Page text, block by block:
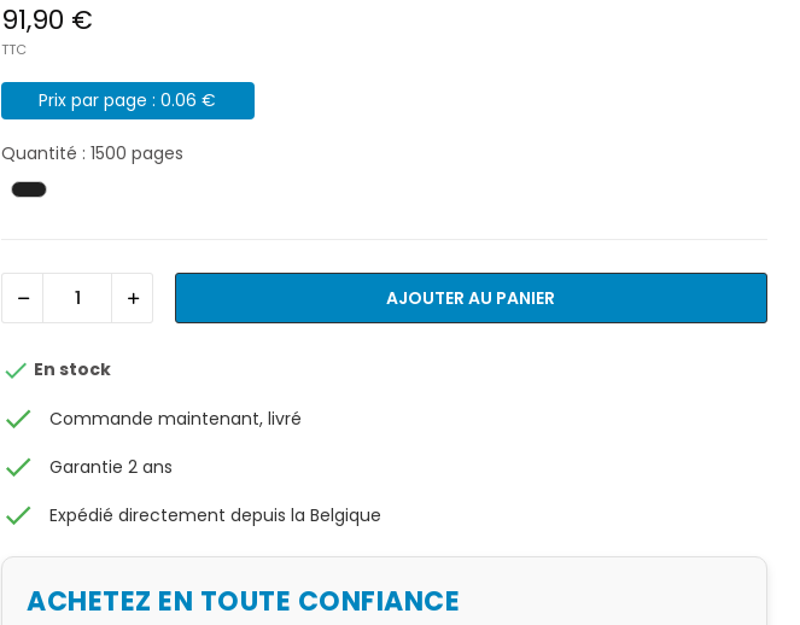
91,90 €
TTC
Prix par page : 0.06 €
Quantité : 1500 pages
AJOUTER AU PANIER
 En stock
check Commande maintenant, livré
check Garantie 2 ans
check Expédié directement depuis la Belgique
ACHETEZ EN TOUTE CONFIANCE